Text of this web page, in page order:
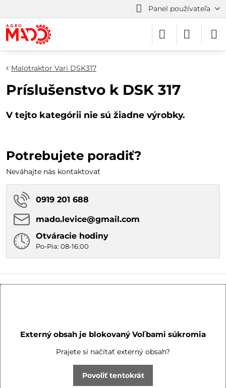
Panel používateľa
Malotraktor Vari DSK317
Príslušenstvo k DSK 317
Potrebujete poradiť?
Neváhajte nás kontaktovať
0919 201 688
mado​.levice​@gmail​.com
Otváracie hodiny
Po-Pia: 08-16:00
Externý obsah je blokovaný Voľbami súkromia
Prajete si načítať externý obsah?
Povoliť tentokrát